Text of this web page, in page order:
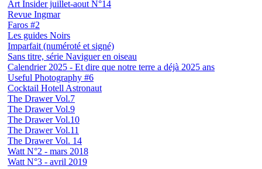
Art Insider juillet-aout N°14
Revue Ingmar
Faros #2
Les guides Noirs
Imparfait (numéroté et signé)
Sans titre, série Naviguer en oiseau
Calendrier 2025 - Et dire que notre terre a déjà 2025 ans
Useful Photography #6
Cocktail Hotell Astronaut
The Drawer Vol.7
The Drawer Vol.9
The Drawer Vol.10
The Drawer Vol.11
The Drawer Vol. 14
Watt N°2 - mars 2018
Watt N°3 - avril 2019